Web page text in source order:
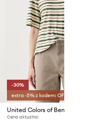
-30%
extra -5% z kodem: OFF*
Cena aktualna: